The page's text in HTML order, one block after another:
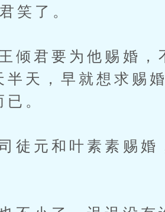
笑了。
君要为他赐婚，
天，早就想求赐
。
元和叶素素赐婚